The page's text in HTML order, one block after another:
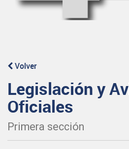
Volver
Legislación y
Oficiales
Primera sección